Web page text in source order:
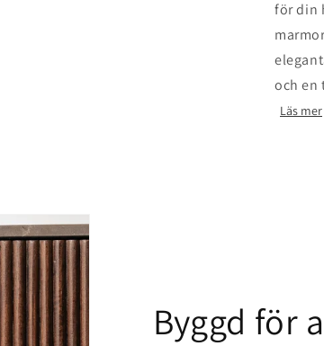
för din
och en
Läs mer
Byggd för